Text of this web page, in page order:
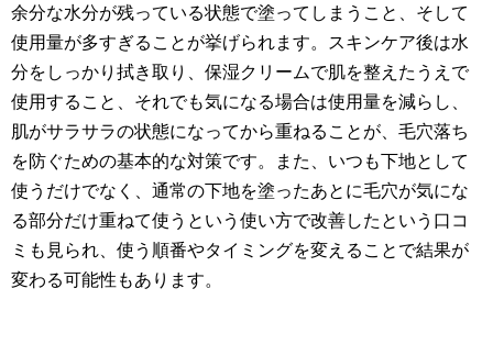
余分な水分が残っている状態で塗ってしまうこと、そして
使用量が多すぎることが挙げられます。スキンケア後は水
分をしっかり拭き取り、保湿クリームで肌を整えたうえで
使用すること、それでも気になる場合は使用量を減らし、
肌がサラサラの状態になってから重ねることが、毛穴落ち
を防ぐための基本的な対策です。また、いつも下地として
使うだけでなく、通常の下地を塗ったあとに毛穴が気にな
る部分だけ重ねて使うという使い方で改善したという口コ
ミも見られ、使う順番やタイミングを変えることで結果が
変わる可能性もあります。